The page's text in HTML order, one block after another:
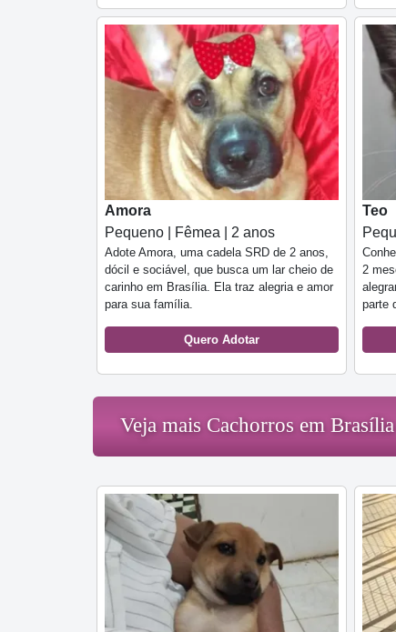
Amora
Pequeno | Fêmea | 2 anos
Adote Amora, uma cadela SRD de 2 anos,
dócil e sociável, que busca um lar cheio de
carinho em Brasília. Ela traz alegria e amor
para sua família.
Quero Adotar
Teo
2
parte
Veja mais Cachorros em Brasília